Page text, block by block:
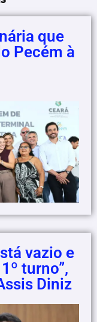
que
Pecém à
vazio e
turno”,
Diniz